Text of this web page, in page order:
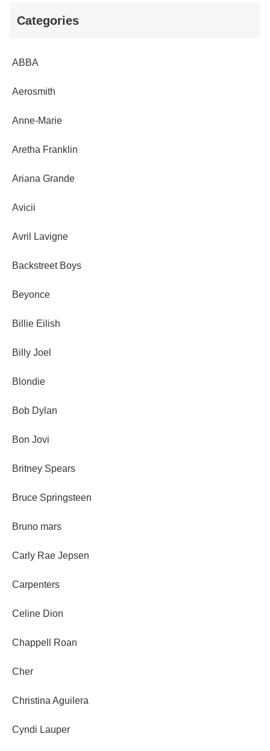
Categories
ABBA
Aerosmith
Anne-Marie
Aretha Franklin
Ariana Grande
Avicii
Avril Lavigne
Backstreet Boys
Beyonce
Billie Eilish
Billy Joel
Blondie
Bob Dylan
Bon Jovi
Britney Spears
Bruce Springsteen
Bruno mars
Carly Rae Jepsen
Carpenters
Celine Dion
Chappell Roan
Cher
Christina Aguilera
Cyndi Lauper